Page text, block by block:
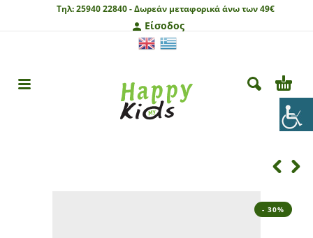
Τηλ:25940 22840 -Δωρεάν μεταφορικά άνω των 49€
Είσοδος
- 30%